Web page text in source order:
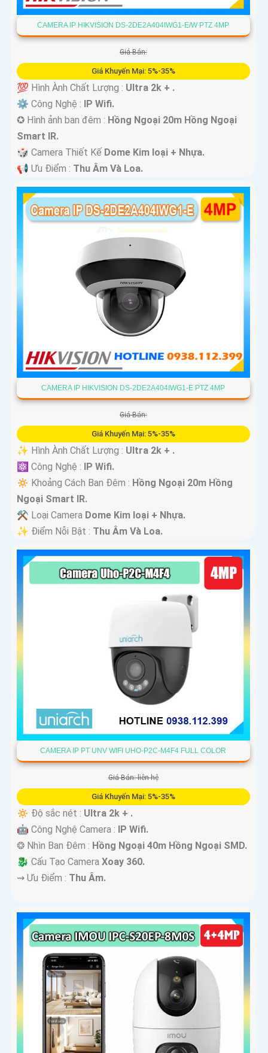
CAMERA IP HIKVISION DS-2DE2A404IWG1-E/W PTZ 4MP
Giá Bán:
Giá Khuyến Mại: 5%-35%
💯 Hình Ành Chất Lượng : Ultra 2k + .
⚙ Công Nghệ : IP Wifi.
✪ Hình ảnh ban đêm : Hồng Ngoại 20m Hồng Ngoại
Smart IR.
🎲 Camera Thiết Kế Dome Kim loại + Nhựa.
️📢 Ưu Điểm : Thu Âm Và Loa.
CAMERA IP HIKVISION DS-2DE2A404IWG1-E PTZ 4MP
Giá Bán:
Giá Khuyến Mại: 5%-35%
✨ Hình Ành Chất Lượng : Ultra 2k + .
⚛️ Công Nghệ : IP Wifi.
🔅 Khoảng Cách Ban Đêm : Hồng Ngoại 20m Hồng
Ngoại Smart IR.
⚒ Loại Camera Dome Kim loại + Nhựa.
️✨ Điểm Nỗi Bật : Thu Âm Và Loa.
CAMERA IP PT UNV WIFI UHO-P2C-M4F4 FULL COLOR
Giá Bán: liên hệ
Giá Khuyến Mại: 5%-35%
🔅 Độ sắc nét : Ultra 2k + .
🤖️ Công Nghệ Camera : IP Wifi.
❂ Nhìn Ban Đêm : Hồng Ngoại 40m Hồng Ngoại SMD.
🐉️ Cấu Tạo Camera Xoay 360.
️⇝ Ưu Điểm : Thu Âm.